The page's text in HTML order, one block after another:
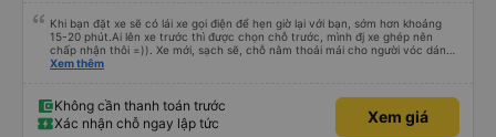
Khi bạn đặt xe sẽ có lái xe gọi điện để hẹn giờ lại với bạn, sớm hơn khoảng
15-20 phút.Ai lên xe trước thì được chọn chỗ trước, mình đj xe ghép nên
chấp nhận thôi =)). Xe mới, sạch sẽ, chỗ nằm thoải mái cho người vóc dáng
vừa ( ai m8 người thì hơi vướng víu xíu ha ). Hừm xe mới, điều hoà lạnh sâu
trong chuyến đi tỉnh dậy sương sương khoảng 2-3 lần nhưng vẫn ngủ ngon
(may béo nên dễ ngủ tỉnh là ngủ típ ). Nhà xe nên mắc cái rèm hay màn
nhựa ngăn cách khách với lái xe, ổm cho 2 bên. Nói chung mình rất có thiện
Xem thêm
Không cần thanh toán trước
Xác nhận chỗ ngay lập tức
Xem giá